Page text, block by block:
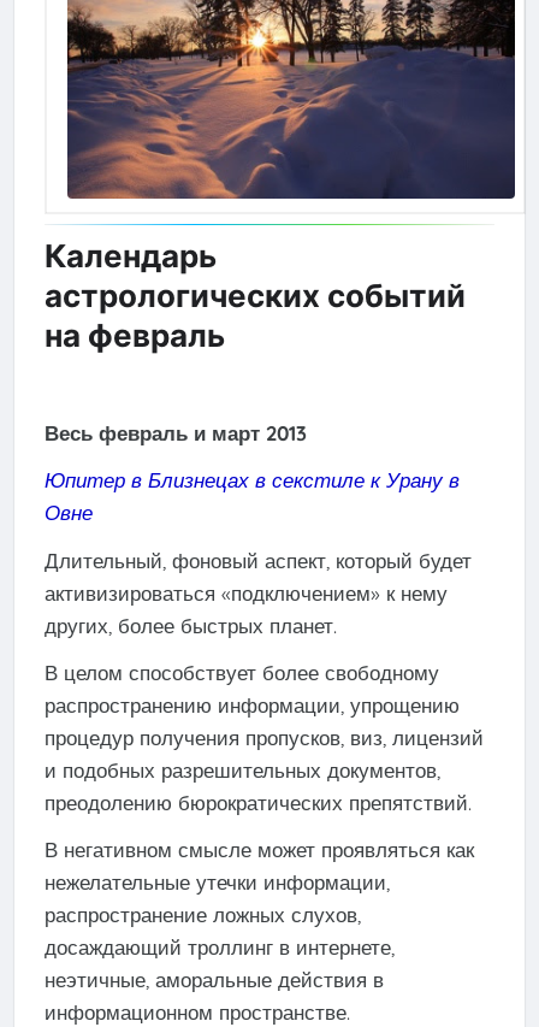
Календарь
астрологических событий
на февраль
Весь февраль и март 2013
Юпитер в Близнецах в секстиле к Урану в
Овне
Длительный, фоновый аспект, который будет
активизироваться «подключением» к нему
других, более быстрых планет.
В целом способствует более свободному
распространению информации, упрощению
процедур получения пропусков, виз, лицензий
и подобных разрешительных документов,
преодолению бюрократических препятствий.
В негативном смысле может проявляться как
нежелательные утечки информации,
распространение ложных слухов,
досаждающий троллинг в интернете,
неэтичные, аморальные действия в
информационном пространстве.